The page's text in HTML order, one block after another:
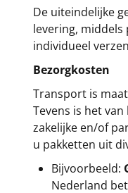
De uiteindelijke
levering,
individueel
Bezorgkosten
Transport is
Tevens is het
zakelijke en/of
u pakketten uit
Bijvoorbeeld:
Nederland